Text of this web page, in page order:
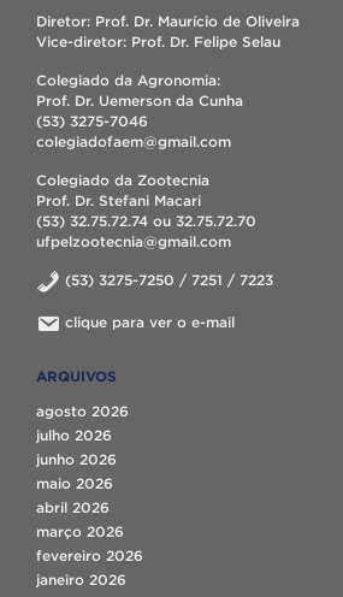
Diretor: Prof. Dr. Maurício de Oliveira
Vice-diretor: Prof. Dr. Felipe Selau
Colegiado da Agronomia:
Prof. Dr. Uemerson da Cunha
(53) 3275-7046
colegiadofaem@gmail.com
Colegiado da Zootecnia
Prof. Dr. Stefani Macari
(53) 32.75.72.74 ou 32.75.72.70
ufpelzootecnia@gmail.com
(53) 3275-7250 / 7251 / 7223
clique para ver o e-mail
ARQUIVOS
agosto 2026
julho 2026
junho 2026
maio 2026
abril 2026
março 2026
fevereiro 2026
janeiro 2026